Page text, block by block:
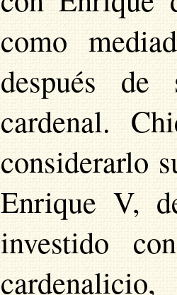
como
después
cardenal.
considerarlo
Enrique V,
investido